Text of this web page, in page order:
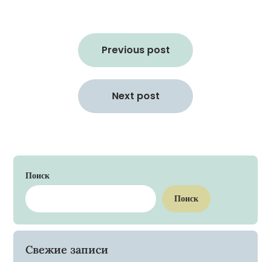
Previous post
Next post
Поиск
Поиск
Свежие записи